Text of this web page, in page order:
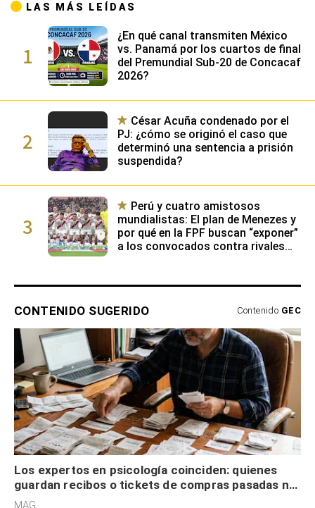
LAS MÁS LEÍDAS
1
¿En qué canal transmiten México
vs. Panamá por los cuartos de final
del Premundial Sub-20 de Concacaf
2026?
2
César Acuña condenado por el
PJ: ¿cómo se originó el caso que
determinó una sentencia a prisión
suspendida?
3
Perú y cuatro amistosos
mundialistas: El plan de Menezes y
por qué en la FPF buscan “exponer”
a los convocados contra rivales
CONTENIDO SUGERIDO Contenido GEC
Los expertos en psicología coinciden: quienes
guardan recibos o tickets de compras pasadas no
son acumuladores, sino que tienen necesidad de
MAG.